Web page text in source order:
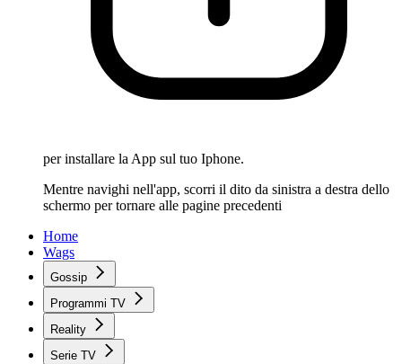
per installare la App sul tuo Iphone.
Mentre navighi nell'app, scorri il dito da sinistra a destra dello
schermo per tornare alle pagine precedenti
Home
Wags
Gossip
Programmi TV
Reality
Serie TV